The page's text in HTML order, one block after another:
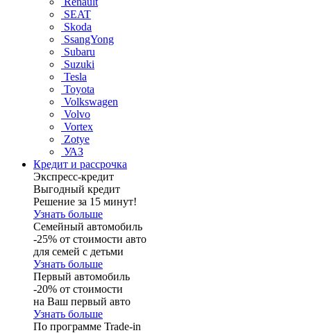
SEAT
Skoda
SsangYong
Subaru
Suzuki
Tesla
Toyota
Volkswagen
Volvo
Vortex
Zotye
УАЗ
Кредит и рассрочка
Экспресс-кредит
Выгодный кредит
Решение за 15 минут!
Узнать больше
Семейный автомобиль
-25% от стоимости авто
для семей с детьми
Узнать больше
Первый автомобиль
-20% от стоимости
на Ваш первый авто
Узнать больше
По программе Trade-in